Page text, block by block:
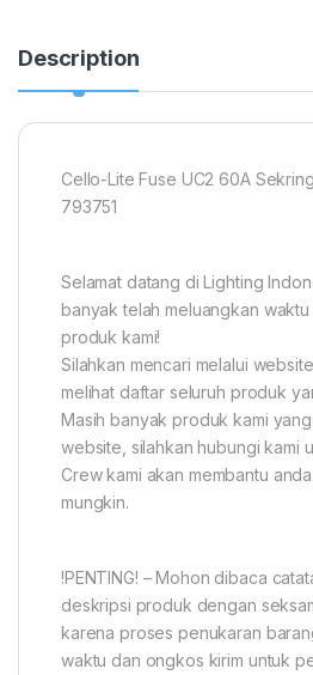
Description
Cello-Lite Fuse UC2 60A
793751
Selamat datang di Lighting
banyak telah meluangkan
produk kami!
Silahkan mencari melalui
melihat daftar seluruh produk
Masih banyak produk kami
website, silahkan hubungi kami
Crew kami akan membantu
mungkin.
!PENTING! – Mohon dibaca
deskripsi produk dengan
karena proses penukaran
waktu dan ongkos kirim untuk